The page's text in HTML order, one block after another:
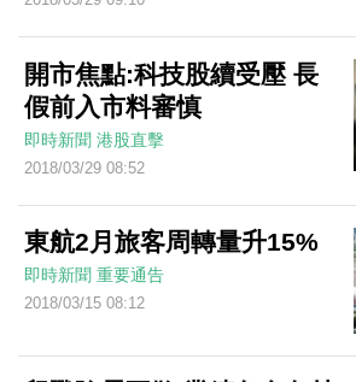
開市焦點:科技股續受壓 長
假前入市料審慎
即時新聞 港股直擊
2018/03/29 08:52
東航2月旅客周轉量升15%
即時新聞 重要通告
2018/03/15 08:12